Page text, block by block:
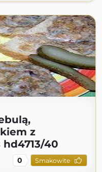
z
40
0 Smakowite